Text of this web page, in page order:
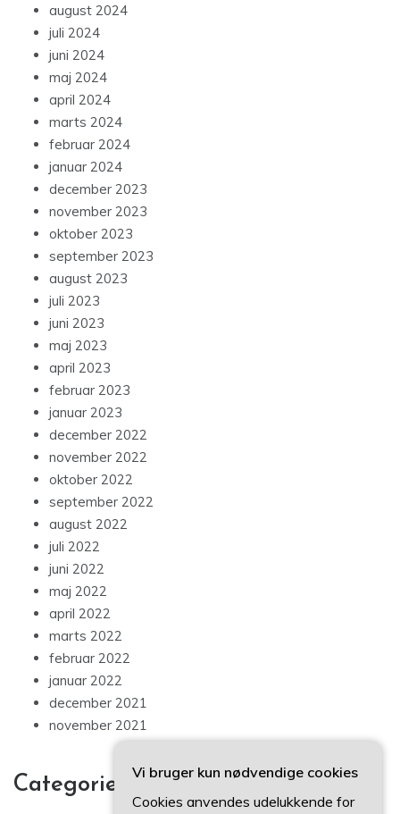
august 2024
juli 2024
juni 2024
maj 2024
april 2024
marts 2024
februar 2024
januar 2024
december 2023
november 2023
oktober 2023
september 2023
august 2023
juli 2023
juni 2023
maj 2023
april 2023
februar 2023
januar 2023
december 2022
november 2022
oktober 2022
september 2022
august 2022
juli 2022
juni 2022
maj 2022
april 2022
marts 2022
februar 2022
januar 2022
december 2021
november 2021
Categories
Vi bruger kun nødvendige cookies
Cookies anvendes udelukkende for